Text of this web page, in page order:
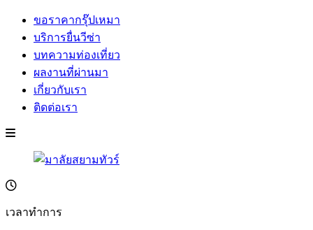
ขอราคากรุ๊ปเหมา
บริการยื่นวีซ่า
บทความท่องเที่ยว
ผลงานที่ผ่านมา
เกี่ยวกับเรา
ติดต่อเรา
เวลาทำการ